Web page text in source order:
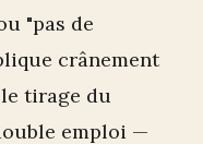
"pas de
crânement
tirage du
emploi —